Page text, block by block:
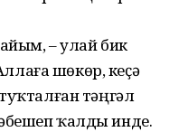
– улай бик
шөкөр, кеҫә
тәңгәл
ҡалды инде.